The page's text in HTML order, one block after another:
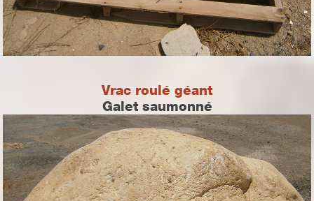
Vrac roulé géant
Galet saumonné